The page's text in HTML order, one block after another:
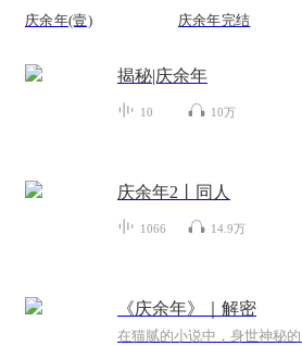
庆余年(壹) 庆余年完结
揭秘|庆余年
10 10万
庆余年2丨同人
1066 14.9万
《庆余年》｜解密